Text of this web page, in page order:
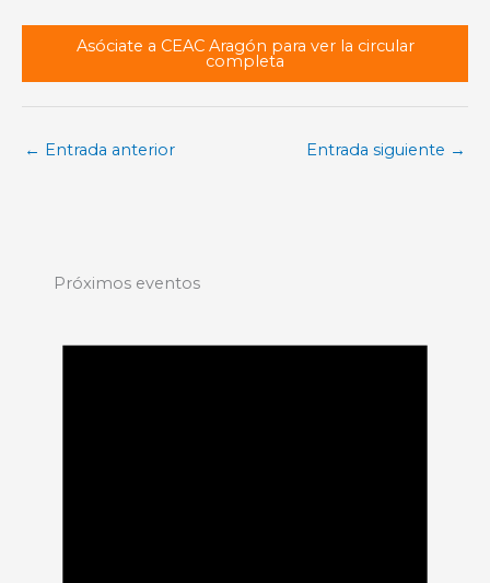
Asóciate a CEAC Aragón para ver la circular
completa
← Entrada anterior Entrada siguiente →
Próximos eventos